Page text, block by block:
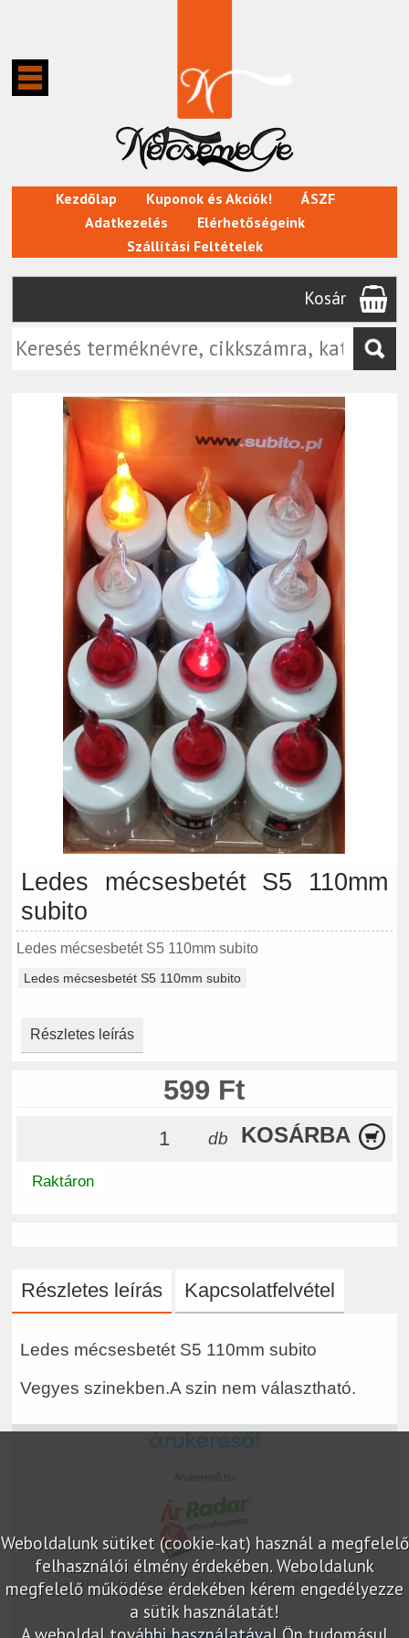
Kezdőlap Kuponok és Akciók!
ÁSZF
Adatkezelés
Elérhetőségeink
Szállítási Feltételek
Kosár
Ledes mécsesbetét S5 110mm
subito
Ledes mécsesbetét S5 110mm subito
Ledes mécsesbetét S5 110mm subito
Részletes leírás
599 Ft
KOSÁRBA
db
Raktáron
Részletes leírás Kapcsolatfelvétel
Ledes mécsesbetét S5 110mm subito
Vegyes szinekben.A szin nem választható.
Weboldalunk sütiket (cookie-kat) használ a megfelelő
felhasználói élmény érdekében. Weboldalunk
megfelelő működése érdekében kérem engedélyezze
a sütik használatát!
marketplace partner